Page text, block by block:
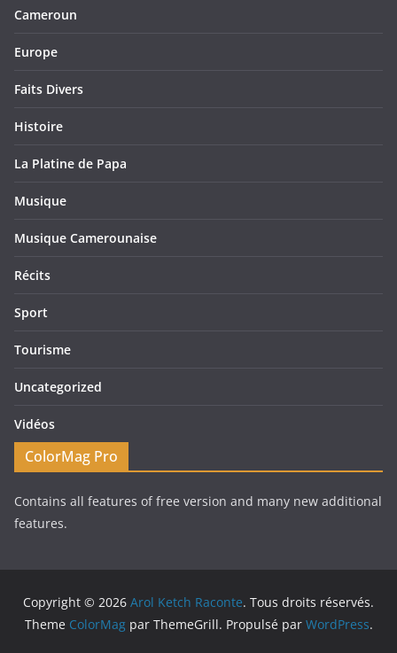
Cameroun
Europe
Faits Divers
Histoire
La Platine de Papa
Musique
Musique Camerounaise
Récits
Sport
Tourisme
Uncategorized
Vidéos
ColorMag Pro
Contains all features of free version and many new additional
features.
Copyright © 2026 Arol Ketch Raconte. Tous droits réservés.
Theme ColorMagpar ThemeGrill. Propulsé par WordPress.